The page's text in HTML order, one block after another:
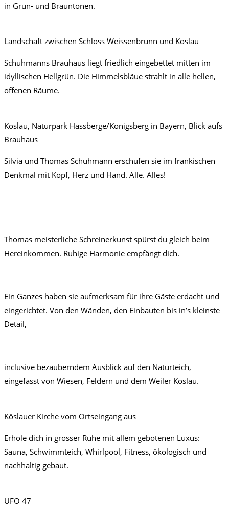
in Grün- und Brauntönen.
Landschaft zwischen Schloss Weissenbrunn und Köslau
Schuhmanns Brauhaus liegt friedlich eingebettet mitten im
idyllischen Hellgrün. Die Himmelsbläue strahlt in alle hellen,
offenen Räume.
Köslau, Naturpark Hassberge/Königsberg in Bayern, Blick aufs
Brauhaus
Silvia und Thomas Schuhmann erschufen sie im fränkischen
Denkmal mit Kopf, Herz und Hand. Alle. Alles!
Thomas meisterliche Schreinerkunst spürst du gleich beim
Hereinkommen. Ruhige Harmonie empfängt dich.
Ein Ganzes haben sie aufmerksam für ihre Gäste erdacht und
eingerichtet. Von den Wänden, den Einbauten bis in’s kleinste
Detail,
inclusive bezauberndem Ausblick auf den Naturteich,
eingefasst von Wiesen, Feldern und dem Weiler Köslau.
Köslauer Kirche vom Ortseingang aus
Erhole dich in grosser Ruhe mit allem gebotenen Luxus:
Sauna, Schwimmteich, Whirlpool, Fitness, ökologisch und
nachhaltig gebaut.
UFO 47